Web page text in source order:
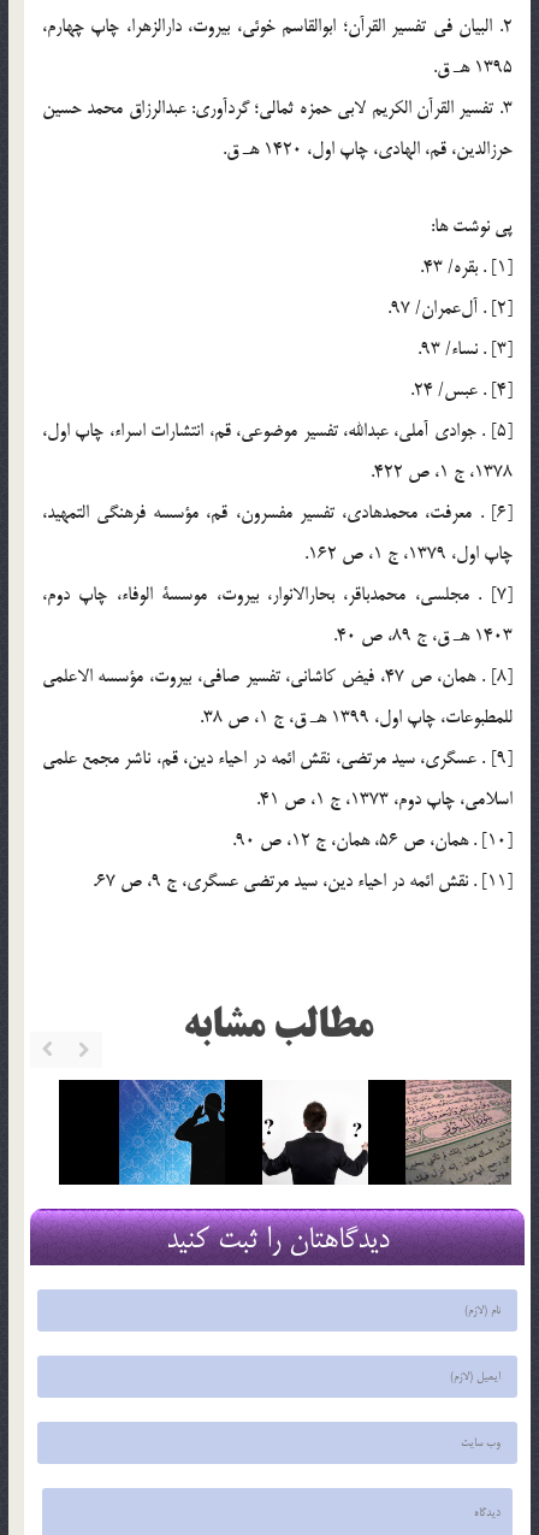
2. البيان في تفسير القرآن؛ ابوالقاسم خوئي، بيروت، دارالزهرا، چاپ چهارم،
1395 هـ ق.
3. تفسير القرآن الکريم لابي حمزه ثمالي؛ گردآوري: عبدالرزاق محمد حسين
حرزالدين، قم، الهادي، چاپ اول، 1420 هـ ق.
پي نوشت ها:
[1] . بقره/ 43.
[2] . آل‌عمران/ 97.
[3] . نساء/ 93.
[4] . عبس/ 24.
[5] . جوادي آملي، عبدالله، تفسير موضوعي، قم، انتشارات اسراء، چاپ اول،
1378، ج 1، ص 422.
[6] . معرفت، محمدهادي، تفسير مفسرون، قم، مؤسسه فرهنگي التمهيد،
چاپ اول، 1379، ج 1، ص 162.
[7] . مجلسي، محمدباقر، بحارالانوار، بيروت، موسسة الوفاء، چاپ دوم،
1403 هـ ق، ج 89، ص 40.
[8] . همان، ص 47، فيض كاشاني، تفسير صافي، بيروت، مؤسسه الاعلمي
للمطبوعات، چاپ اول، 1399 هـ ق، ج 1، ص 38.
[9] . عسگري، سيد مرتضي، نقش ائمه در احياء دين، قم، ناشر مجمع علمي
اسلامي، چاپ دوم، 1373، ج 1، ص 41.
[10] . همان، ص 56، همان، ج 12، ص 90.
[11] . نقش ائمه در احياء دين، سيد مرتضي عسگري، ج 9، ص 67.
مطالب مشابه
دیدگاهتان را ثبت کنید